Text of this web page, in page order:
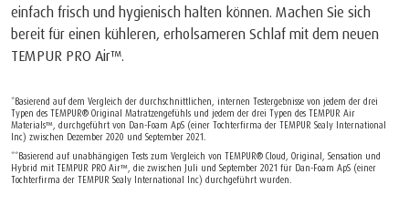
einfach frisch und hygienisch halten können. Machen Sie sich
bereit für einen kühleren, erholsameren Schlaf mit dem neuen
TEMPUR PRO Air™.
*Basierend auf dem Vergleich der durchschnittlichen, internen Testergebnisse von jedem der drei
Typen des TEMPUR® Original Matratzengefühls und jedem der drei Typen des TEMPUR Air
Materials™, durchgeführt von Dan-Foam ApS (einer Tochterfirma der TEMPUR Sealy International
Inc) zwischen Dezember 2020 und September 2021.
**Basierend auf unabhängigen Tests zum Vergleich von TEMPUR® Cloud, Original, Sensation und
Hybrid mit TEMPUR PRO Air™, die zwischen Juli und September 2021 für Dan-Foam ApS (einer
Tochterfirma der TEMPUR Sealy International Inc) durchgeführt wurden.